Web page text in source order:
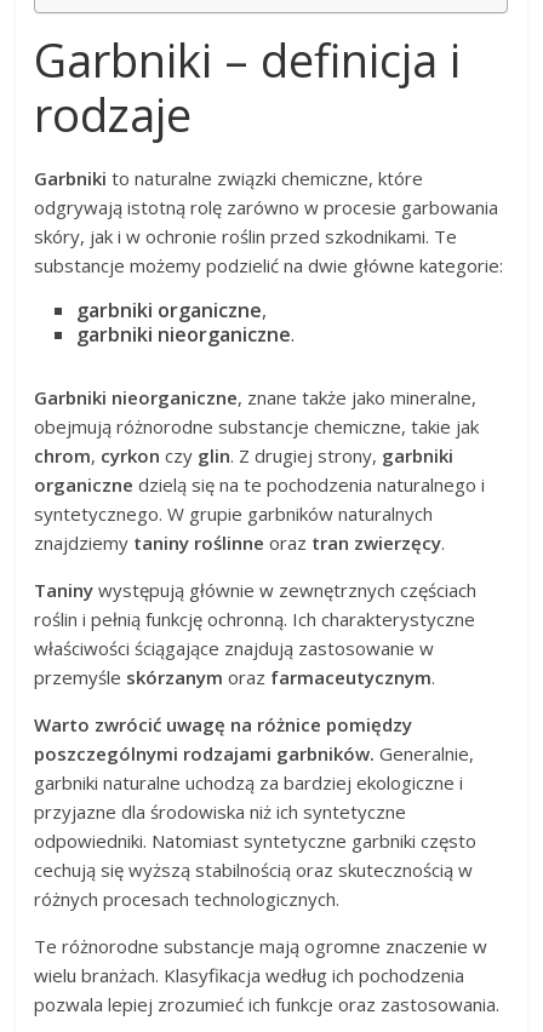
Garbniki – definicja i
rodzaje
Garbniki to naturalne związki chemiczne, które
odgrywają istotną rolę zarówno w procesie garbowania
skóry, jak i w ochronie roślin przed szkodnikami. Te
substancje możemy podzielić na dwie główne kategorie:
garbniki organiczne,
garbniki nieorganiczne.
Garbniki nieorganiczne, znane także jako mineralne,
obejmują różnorodne substancje chemiczne, takie jak
chrom, cyrkon czy glin. Z drugiej strony, garbniki
organiczne dzielą się na te pochodzenia naturalnego i
syntetycznego. W grupie garbników naturalnych
znajdziemy taniny roślinne oraz tran zwierzęcy.
Taniny występują głównie w zewnętrznych częściach
roślin i pełnią funkcję ochronną. Ich charakterystyczne
właściwości ściągające znajdują zastosowanie w
przemyśle skórzanym oraz farmaceutycznym.
Warto zwrócić uwagę na różnice pomiędzy
poszczególnymi rodzajami garbników. Generalnie,
garbniki naturalne uchodzą za bardziej ekologiczne i
przyjazne dla środowiska niż ich syntetyczne
odpowiedniki. Natomiast syntetyczne garbniki często
cechują się wyższą stabilnością oraz skutecznością w
różnych procesach technologicznych.
Te różnorodne substancje mają ogromne znaczenie w
wielu branżach. Klasyfikacja według ich pochodzenia
pozwala lepiej zrozumieć ich funkcje oraz zastosowania.